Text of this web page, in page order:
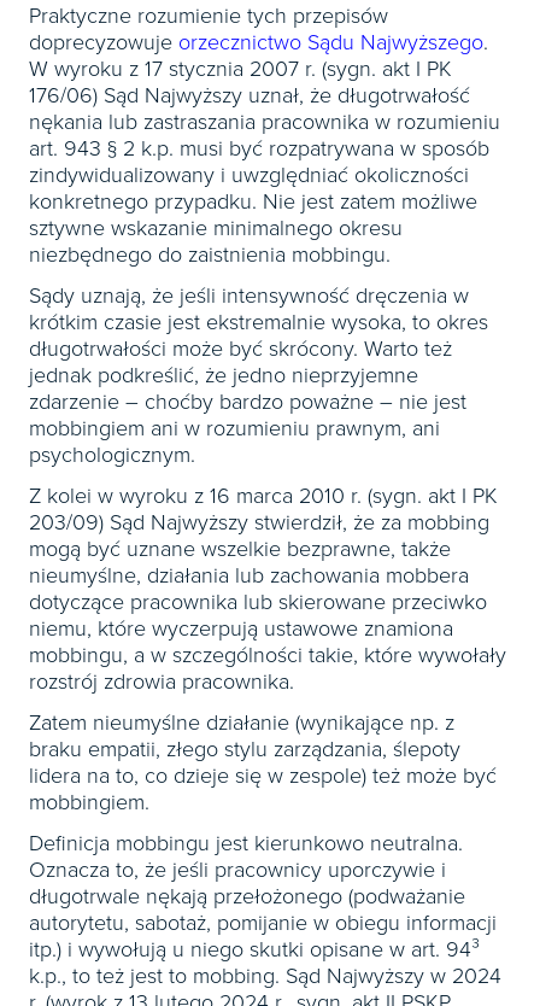
Praktyczne rozumienie tych przepisów
doprecyzowuje orzecznictwo Sądu Najwyższego.
W wyroku z 17 stycznia 2007 r. (sygn. akt I PK
176/06) Sąd Najwyższy uznał, że długotrwałość
nękania lub zastraszania pracownika w rozumieniu
art. 943 § 2 k.p. musi być rozpatrywana w sposób
zindywidualizowany i uwzględniać okoliczności
konkretnego przypadku. Nie jest zatem możliwe
sztywne wskazanie minimalnego okresu
niezbędnego do zaistnienia mobbingu.
Sądy uznają, że jeśli intensywność dręczenia w
krótkim czasie jest ekstremalnie wysoka, to okres
długotrwałości może być skrócony. Warto też
jednak podkreślić, że jedno nieprzyjemne
zdarzenie – choćby bardzo poważne – nie jest
mobbingiem ani w rozumieniu prawnym, ani
psychologicznym.
Z kolei w wyroku z 16 marca 2010 r. (sygn. akt I PK
203/09) Sąd Najwyższy stwierdził, że za mobbing
mogą być uznane wszelkie bezprawne, także
nieumyślne, działania lub zachowania mobbera
dotyczące pracownika lub skierowane przeciwko
niemu, które wyczerpują ustawowe znamiona
mobbingu, a w szczególności takie, które wywołały
rozstrój zdrowia pracownika.
Zatem nieumyślne działanie (wynikające np. z
braku empatii, złego stylu zarządzania, ślepoty
lidera na to, co dzieje się w zespole) też może być
mobbingiem.
Definicja mobbingu jest kierunkowo neutralna.
Oznacza to, że jeśli pracownicy uporczywie i
długotrwale nękają przełożonego (podważanie
autorytetu, sabotaż, pomijanie w obiegu informacji
itp.) i wywołują u niego skutki opisane w art. 94³
k.p., to też jest to mobbing. Sąd Najwyższy w 2024